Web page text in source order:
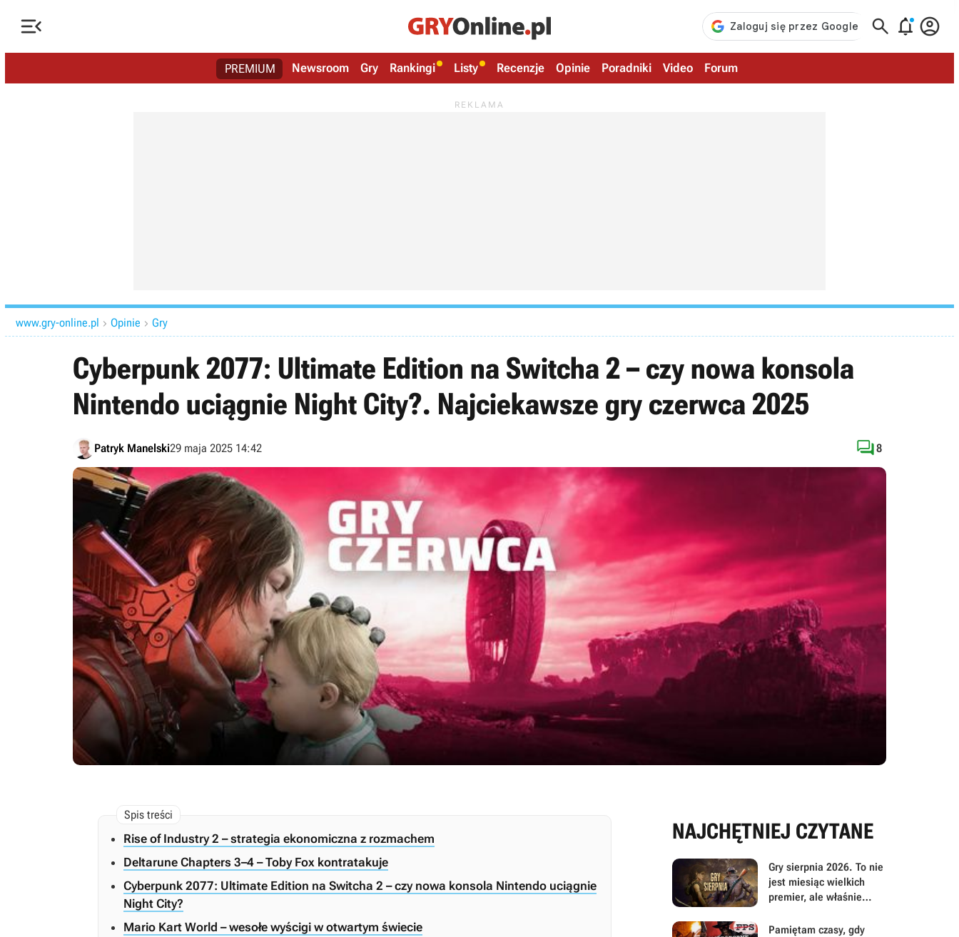
   
PREMIUM Newsroom Gry Rankingi Listy Recenzje Opinie Poradniki Video Forum
www.gry-online.pl  Opinie  Gry
Cyberpunk 2077: Ultimate Edition na Switcha 2 – czy nowa konsola
Nintendo uciągnie Night City?. Najciekawsze gry czerwca 2025
Patryk Manelski29 maja 2025 14:42 8
Rise of Industry 2 – strategia ekonomiczna z rozmachem
Deltarune Chapters 3–4 – Toby Fox kontratakuje
Cyberpunk 2077: Ultimate Edition na Switcha 2 – czy nowa konsola Nintendo uciągnie
Night City?
Mario Kart World – wesołe wyścigi w otwartym świecie
NAJCHĘTNIEJ CZYTANE
Gry sierpnia 2026. To nie
jest miesiąc wielkich
premier, ale właśnie
mu się uważniej
Pamiętam czasy, gdy